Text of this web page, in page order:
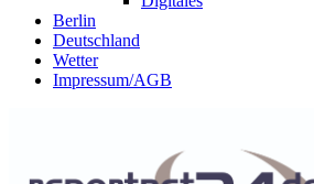
Berlin
Deutschland
Wetter
Impressum/AGB